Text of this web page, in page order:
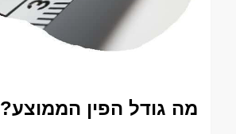
מה גודל הפין הממוצע?